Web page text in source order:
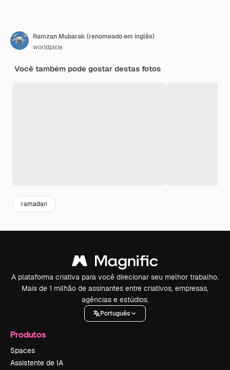
Ramzan Mubarak (renomeado em inglês)
worldpixle
Você também pode gostar destas fotos
ramadan
A plataforma criativa para você direcionar seu melhor trabalho.
Mais de 1 milhão de assinantes entre criativos, empresas,
agências e estúdios.
Português
Produtos
Spaces
Assistente de IA